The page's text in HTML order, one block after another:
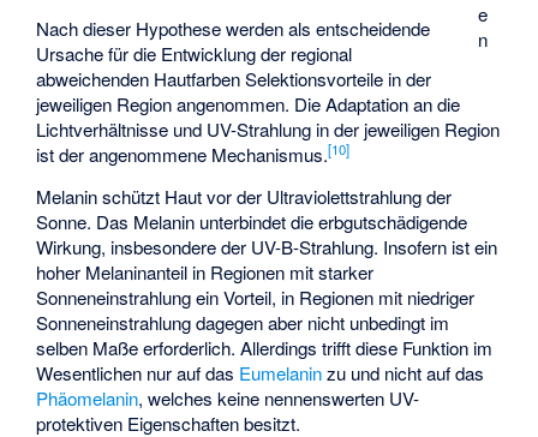
e
n
Nach dieser Hypothese werden als entscheidende
Ursache für die Entwicklung der regional
abweichenden Hautfarben Selektionsvorteile in der
jeweiligen Region angenommen. Die Adaptation an die
Lichtverhältnisse und UV-Strahlung in der jeweiligen Region
ist der angenommene Mechanismus.[10]
Melanin schützt Haut vor der Ultraviolettstrahlung der
Sonne. Das Melanin unterbindet die erbgutschädigende
Wirkung, insbesondere der UV-B-Strahlung. Insofern ist ein
hoher Melaninanteil in Regionen mit starker
Sonneneinstrahlung ein Vorteil, in Regionen mit niedriger
Sonneneinstrahlung dagegen aber nicht unbedingt im
selben Maße erforderlich. Allerdings trifft diese Funktion im
Wesentlichen nur auf das Eumelaninzu und nicht auf das
Phäomelanin, welches keine nennenswerten UV-
protektiven Eigenschaften besitzt.